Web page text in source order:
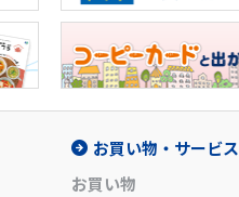
お買い物・サービス
お買い物